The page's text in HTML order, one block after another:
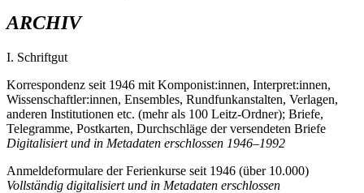
ARCHIV
I. Schriftgut
Korrespondenz seit 1946 mit Komponist:innen, Interpret:innen,
Wissenschaftler:innen, Ensembles, Rundfunkanstalten, Verlagen,
anderen Institutionen etc. (mehr als 100 Leitz-Ordner); Briefe,
Telegramme, Postkarten, Durchschläge der versendeten Briefe
Digitalisiert und in Metadaten erschlossen 1946–1992
Anmeldeformulare der Ferienkurse seit 1946 (über 10.000)
Vollständig digitalisiert und in Metadaten erschlossen